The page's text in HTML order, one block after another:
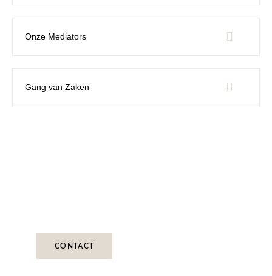
Onze Mediators
Gang van Zaken
CONTACT